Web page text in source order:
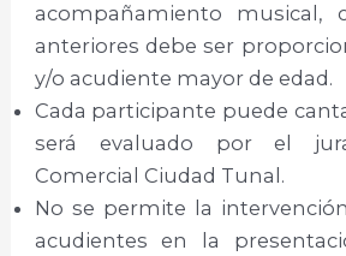
acompañamiento musical,
anteriores debe ser
y/o acudiente mayor de edad.
Cada participante puede
será evaluado por el
Comercial Ciudad Tunal.
No se permite la
acudientes en la